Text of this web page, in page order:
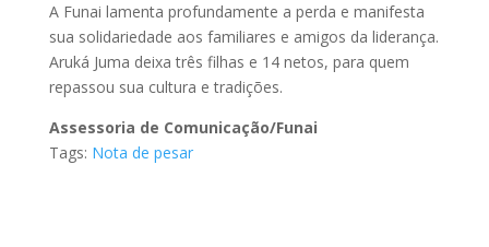
A Funai lamenta profundamente a perda e manifesta
sua solidariedade aos familiares e amigos da liderança.
Aruká Juma deixa três filhas e 14 netos, para quem
repassou sua cultura e tradições.
Assessoria de Comunicação/Funai
Tags: Nota de pesar